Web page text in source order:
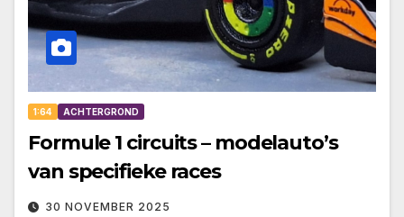
1:64 ACHTERGROND
Formule 1 circuits – modelauto’s
van specifieke races
30 NOVEMBER 2025